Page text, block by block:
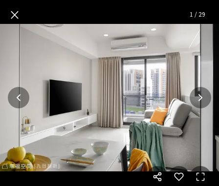
溫馨北歐風 譜寫幸福三口之家
× 1 / 29